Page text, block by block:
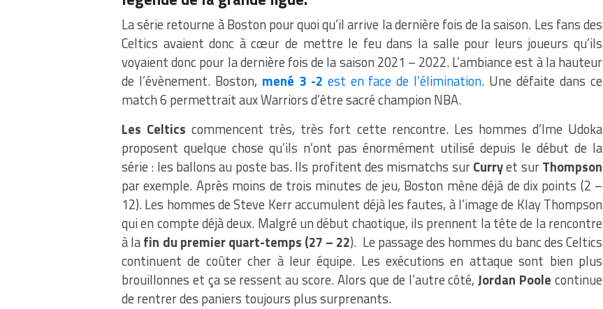
La série retourne à Boston pour quoi qu’il arrive la dernière fois de la saison. Les fans des
Celtics avaient donc à cœur de mettre le feu dans la salle pour leurs joueurs qu’ils
voyaient donc pour la dernière fois de la saison 2021 – 2022. L’ambiance est à la hauteur
de l’évènement. Boston, mené 3 -2 est en face de l’élimination. Une défaite dans ce
match 6 permettrait aux Warriors d’être sacré champion NBA.
Les Celtics commencent très, très fort cette rencontre. Les hommes d’Ime Udoka
proposent quelque chose qu’ils n’ont pas énormément utilisé depuis le début de la
série : les ballons au poste bas. Ils profitent des mismatchs surCurryet surThompson
par exemple. Après moins de trois minutes de jeu, Boston mène déjà de dix points (2 –
12). Les hommes de Steve Kerr accumulent déjà les fautes, à l’image de Klay Thompson
qui en compte déjà deux. Malgré un début chaotique, ils prennent la tête de la rencontre
à lafin du premier quart-temps (27 – 22). Le passage des hommes du banc des Celtics
continuent de coûter cher à leur équipe. Les exécutions en attaque sont bien plus
brouillonnes et ça se ressent au score. Alors que de l’autre côté,Jordan Poole continue
de rentrer des paniers toujours plus surprenants.